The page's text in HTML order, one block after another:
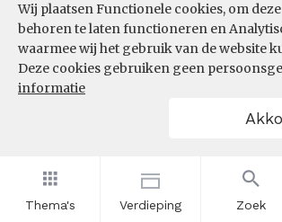
Thema's Verdieping Zoek
Wij plaatsen Functionele cookies, om
behoren te laten functioneren en
waarmee wij het gebruik van de website
Deze cookies gebruiken geen
informatie
VERWACHTE UITBREIDINGS-
EN VERVANGINGSVRAAG
OPLEIDINGSNIVEAU